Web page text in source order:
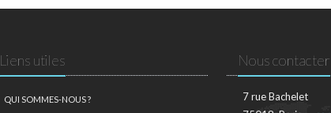
Liens utiles
QUI SOMMES-NOUS ?
Nous contacter
7 rue Bachelet